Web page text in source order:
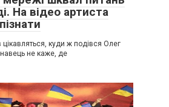
На відео артиста
цікавляться, куди ж подівся Олег
не каже, де